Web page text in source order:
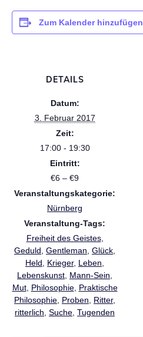
Zum Kalender hinzufügen
DETAILS
Datum:
3. Februar 2017
Zeit:
17:00 - 19:30
Eintritt:
€6 – €9
Veranstaltungskategorie:
Nürnberg
Veranstaltung-Tags:
Freiheit des Geistes,
Geduld, Gentleman, Glück,
Held, Krieger, Leben,
Lebenskunst, Mann-Sein,
Mut, Philosophie, Praktische
Philosophie, Proben, Ritter,
ritterlich, Suche, Tugenden